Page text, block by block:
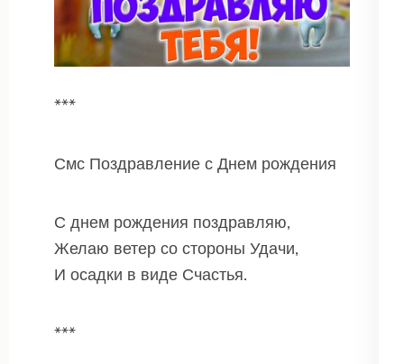
***
Смс Поздравление с Днем рождения
С днем рождения поздравляю,
Желаю ветер со стороны Удачи,
И осадки в виде Счастья.
***